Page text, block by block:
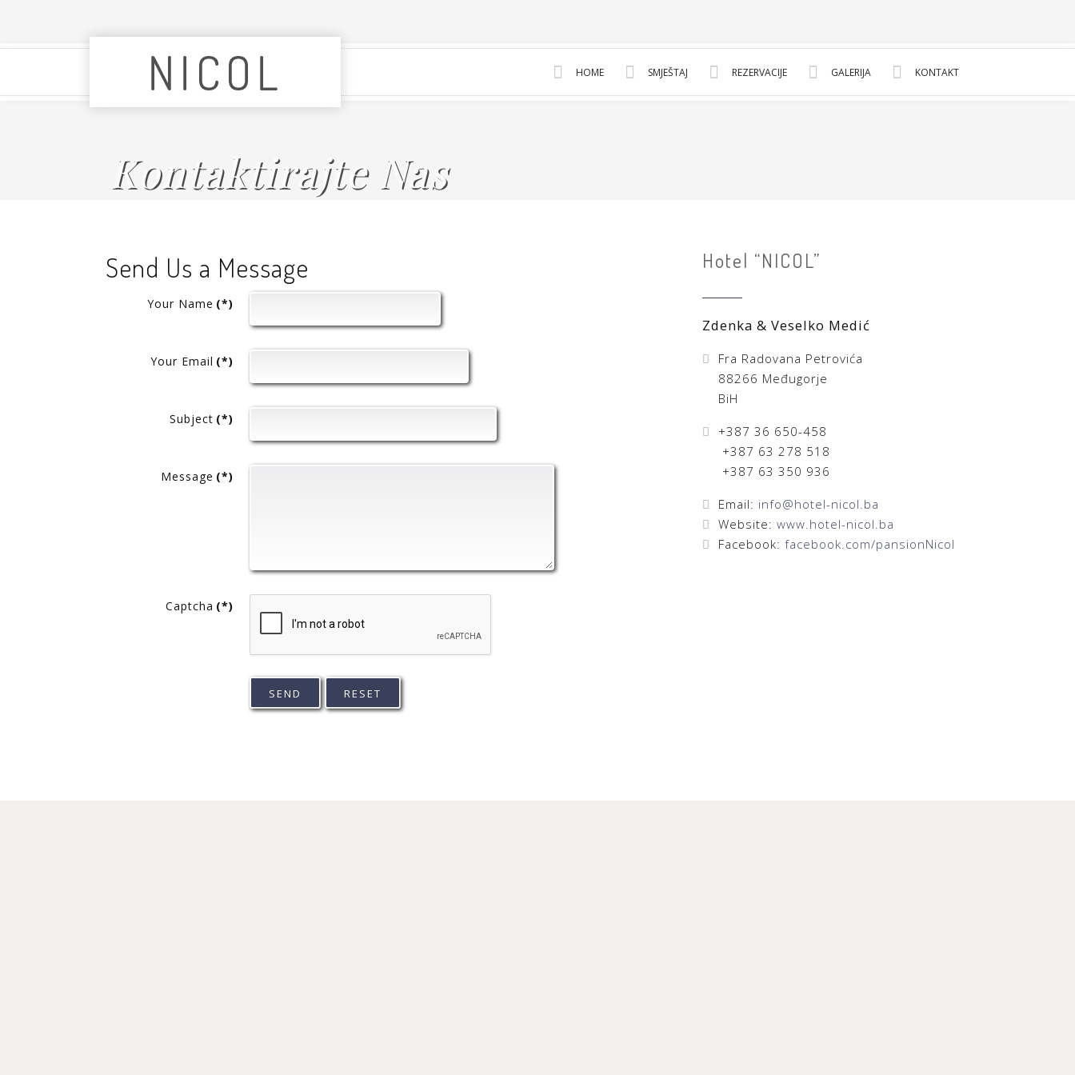
HOME SMJEŠTAJ REZERVACIJE GALERIJA KONTAKT
Kontaktirajte Nas
Hotel “NICOL”
Zdenka & Veselko Medić
Fra Radovana Petrovića
88266 Međugorje
BiH
+387 36 650-458
+387 63 278 518
+387 63 350 936
Email: info@hotel-nicol.ba
Website: www.hotel-nicol.ba
Facebook: facebook.com/pansionNicol
Send Us a Message
Your Name (*)
Your Email (*)
Subject (*)
Message (*)
Captcha (*)